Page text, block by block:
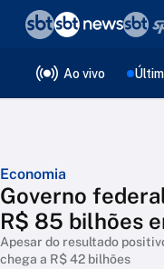
Ao vivo
Economia
Governo
R$ 85 bilhões
Apesar do resultado
chega a R$ 42 bilhões
❮voltar